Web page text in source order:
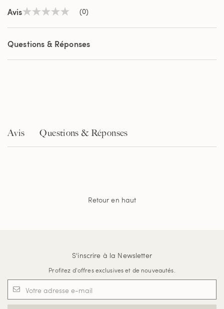
AvisAucune
de
notation
Lien
la
(0)
Questions & Réponses
Avis Questions & Réponses
Retour en haut
S'inscrire à la Newsletter
Profitez d'offres exclusives et de nouveautés.